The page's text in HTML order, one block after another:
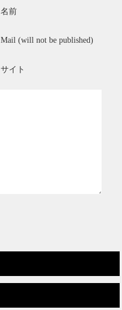
名前
Mail (will not be published)
サイト